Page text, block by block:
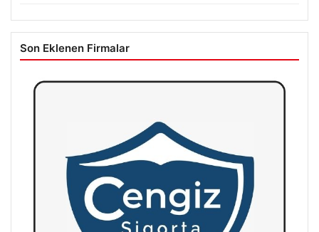
Son Eklenen Firmalar